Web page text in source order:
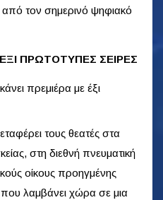
από τον σημερινό ψηφιακό
ΠΡΩΤΟΤΥΠΕΣ ΣΕΙΡΕΣ
πρεμιέρα με έξι
τους θεατές στα
στη διεθνή πνευματική
οίκους προηγμένης
λαμβάνει χώρα σε μια